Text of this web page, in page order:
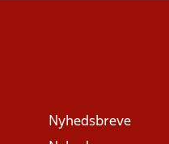
Nyhedsbreve